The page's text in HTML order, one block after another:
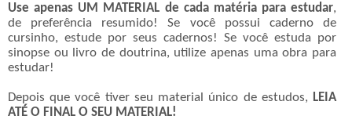
Use apenas UM MATERIAL de cada matéria para estudar,
de preferência resumido! Se você possui caderno de
cursinho, estude por seus cadernos! Se você estuda por
sinopse ou livro de doutrina, utilize apenas uma obra para
estudar!
Depois que você tiver seu material único de estudos, LEIA
ATÉ O FINAL O SEU MATERIAL!